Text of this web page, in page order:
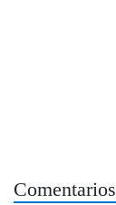
Comentarios